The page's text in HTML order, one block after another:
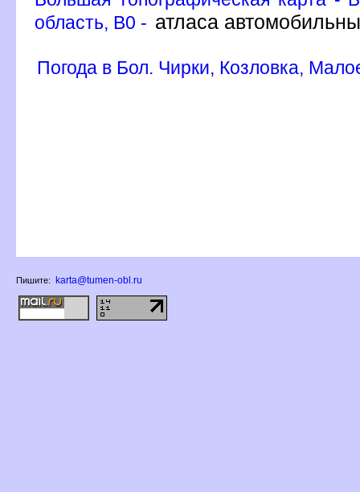
область, B0 - атласа
Погода в Бол. Чирки, Козловка,
Пишите: karta@tumen-obl.ru